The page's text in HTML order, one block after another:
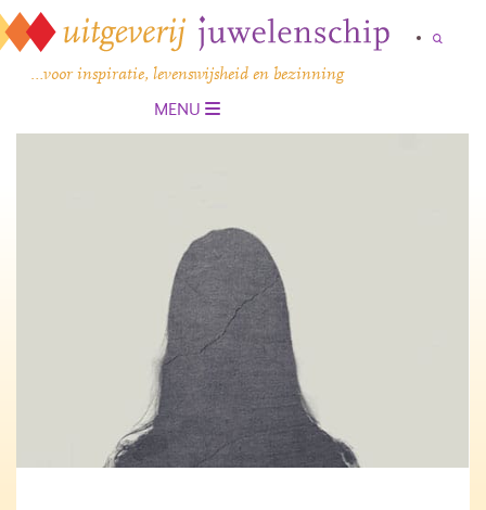
…voor inspiratie, levenswijsheid en bezinning
MENU